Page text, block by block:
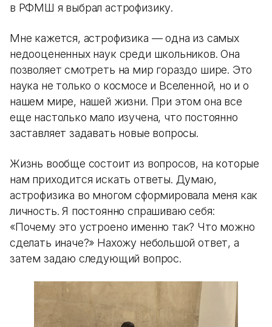
в РФМШ я выбрал астрофизику.
Мне кажется, астрофизика — одна из самых
недооцененных наук среди школьников. Она
позволяет смотреть на мир гораздо шире. Это
наука не только о космосе и Вселенной, но и о
нашем мире, нашей жизни. При этом она все
еще настолько мало изучена, что постоянно
заставляет задавать новые вопросы.
Жизнь вообще состоит из вопросов, на которые
нам приходится искать ответы. Думаю,
астрофизика во многом сформировала меня как
личность. Я постоянно спрашиваю себя:
«Почему это устроено именно так? Что можно
сделать иначе?» Нахожу небольшой ответ, а
затем задаю следующий вопрос.